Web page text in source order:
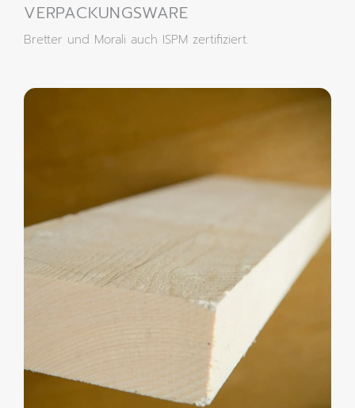
VERPACKUNGSWARE
Bretter und Morali auch ISPM zertifiziert.